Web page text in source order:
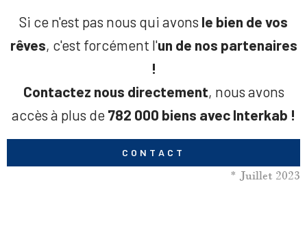
Si ce n'est pas nous qui avons le bien de vos
rêves, c'est forcément l'un de nos partenaires
!
Contactez nous directement, nous avons
accès à plus de 782 000 biens avec Interkab !
CONTACT
* Juillet 2023